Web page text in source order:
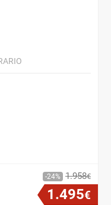
24 1.958€
1.495€